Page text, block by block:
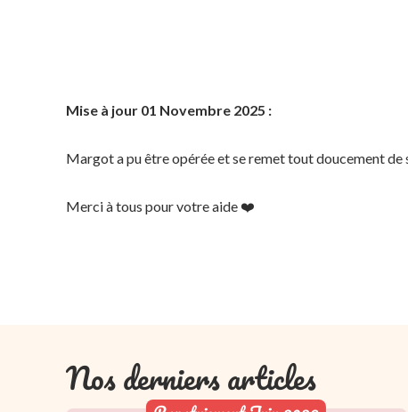
Mise à jour 01 Novembre 2025 :
Margot a pu être opérée et se remet tout doucement de
Merci à tous pour votre aide ❤️
Nos derniers articles